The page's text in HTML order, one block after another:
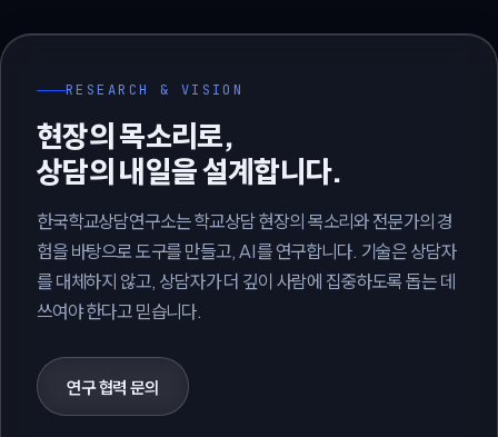
RESEARCH & VISION
현장의 목소리로,
상담의 내일을 설계합니다.
한국학교상담연구소는 학교상담 현장의 목소리와 전문가의 경
험을 바탕으로 도구를 만들고, AI를 연구합니다. 기술은 상담자
를 대체하지 않고, 상담자가 더 깊이 사람에 집중하도록 돕는 데
쓰여야 한다고 믿습니다.
연구 협력 문의